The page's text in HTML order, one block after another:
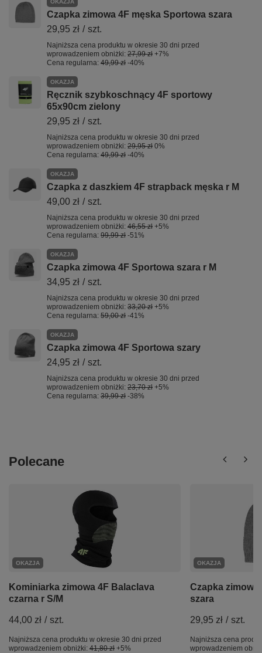
OKAZJA
Czapka zimowa 4F męska Sportowa szara
29,95 zł / szt.
Najniższa cena produktu w okresie 30 dni przed
wprowadzeniem obniżki: 27,99 zł +7%
Cena regularna: 49,99 zł -40%
OKAZJA
Ręcznik szybkoschnący 4F sportowy
65x90cm zielony
29,95 zł / szt.
Najniższa cena produktu w okresie 30 dni przed
wprowadzeniem obniżki: 29,95 zł 0%
Cena regularna: 49,99 zł -40%
OKAZJA
Czapka z daszkiem 4F strapback męska r M
49,00 zł / szt.
Najniższa cena produktu w okresie 30 dni przed
wprowadzeniem obniżki: 46,55 zł +5%
Cena regularna: 99,99 zł -51%
OKAZJA
Czapka zimowa 4F Sportowa szara r M
34,95 zł / szt.
Najniższa cena produktu w okresie 30 dni przed
wprowadzeniem obniżki: 33,20 zł +5%
Cena regularna: 59,00 zł -41%
OKAZJA
Czapka zimowa 4F Sportowa szary
24,95 zł / szt.
Najniższa cena produktu w okresie 30 dni przed
wprowadzeniem obniżki: 23,70 zł +5%
Cena regularna: 39,99 zł -38%
Polecane
OKAZJA
Kominiarka zimowa 4F Balaclava
czarna r S/M
44,00 zł / szt.
Najniższa cena produktu w okresie 30 dni przed
wprowadzeniem obniżki: 41,80 zł +5%
OKAZJA
Czapka
szara
29,95 zł / szt.
Najniższa cena
wprowadzeniem